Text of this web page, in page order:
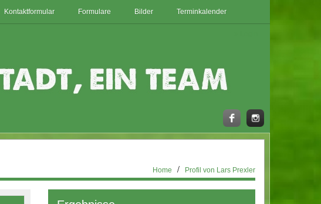
Kontaktformular Formulare Bilder Terminkalender
Home Profil von Lars Prexler